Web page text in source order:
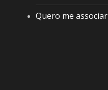
Quero me associar